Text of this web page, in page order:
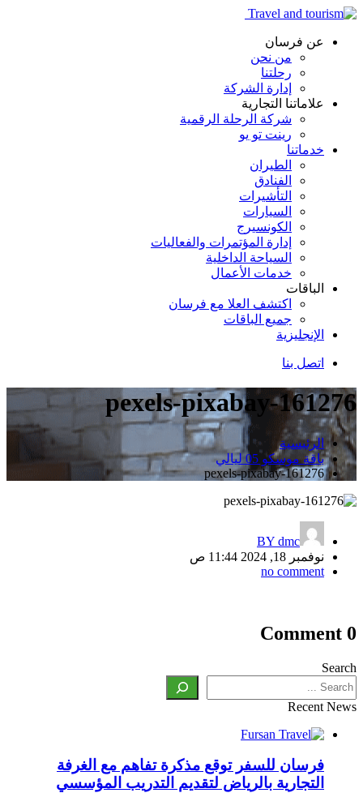
عن فرسان
من نحن
رحلتنا
إدارة الشركة
علاماتنا التجارية
شركة الرحلة الرقمية
رينت تو يو
خدماتنا
الطيران
الفنادق
التأشيرات
السيارات
الكونسيرج
إدارة المؤتمرات والفعاليات
السياحة الداخلية
خدمات الأعمال
الباقات
اكتشف العلا مع فرسان
جميع الباقات
الإنجليزية
اتصل بنا
pexels-pixabay-161276
الرئيسية
باقة موسكو 05 ليالي
pexels-pixabay-161276
BY dmc
نوفمبر 18, 2024 11:44 ص
no comment
تصفّح
0 Comment
Search
Recent News
فرسان للسفر توقع مذكرة تفاهم مع الغرفة
التجارية بالرياض لتقديم التدريب المؤسسي